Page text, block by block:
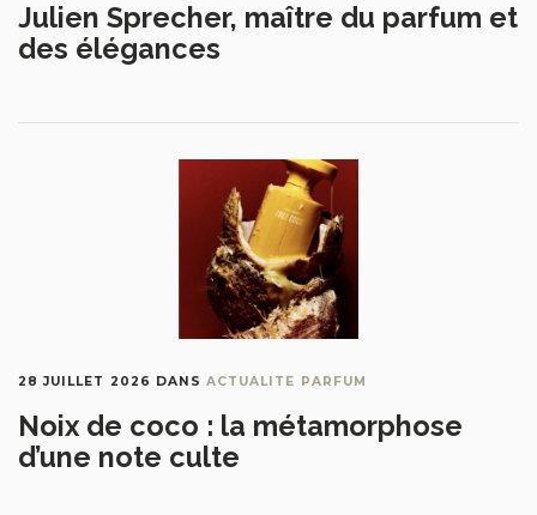
Julien Sprecher, maître du parfum et
des élégances
28 JUILLET 2026 DANSACTUALITE PARFUM
Noix de coco : la métamorphose
d’une note culte